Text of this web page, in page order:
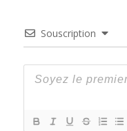
Souscription